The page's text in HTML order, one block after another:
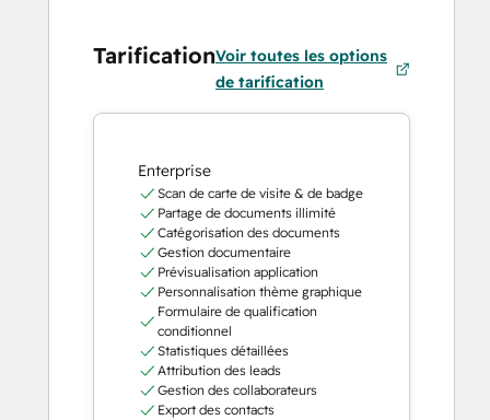
TarificationVoir toutes les options
de tarification
Enterprise
Scan de carte de visite & de badge
Partage de documents illimité
Catégorisation des documents
Gestion documentaire
Prévisualisation application
Personnalisation thème graphique
Formulaire de qualification
conditionnel
Statistiques détaillées
Attribution des leads
Gestion des collaborateurs
Export des contacts